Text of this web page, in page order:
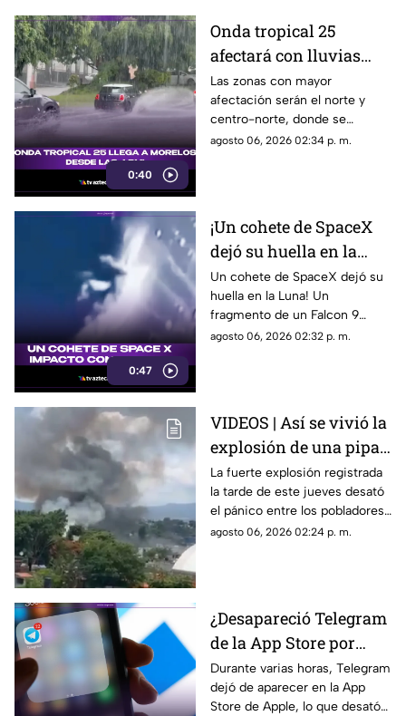
0:40
Onda tropical 25
afectará con lluvias
fuertes a Morelos; estas
serán las zonas y horas
exactas
Las zonas con mayor
afectación serán el norte y
centro-norte, donde se
esperan chubascos intensos,
actividad eléctrica constante,
mientras que en Cuernavaca,
Jiutepec y Cuautla existe
riesgo de encharcamientos e
inundaciones repentinas.
agosto 06, 2026 02:34 p. m.
0:47
¡Un cohete de SpaceX
dejó su huella en la
Luna!
Un cohete de SpaceX dejó su
huella en la Luna! Un
fragmento de un Falcon 9
impactó el satélite natural a
agosto 06, 2026 02:32 p. m.
VIDEOS | Así se vivió la
explosión de una pipa
de gas en la colonia Las
Granjas, Cuernavaca
La fuerte explosión registrada
la tarde de este jueves desató
el pánico entre los pobladores
de la colonia Las Granjas.
agosto 06, 2026 02:24 p. m.
¿Desapareció Telegram
de la App Store por
censura?
Durante varias horas, Telegram
dejó de aparecer en la App
Store de Apple, lo que desató